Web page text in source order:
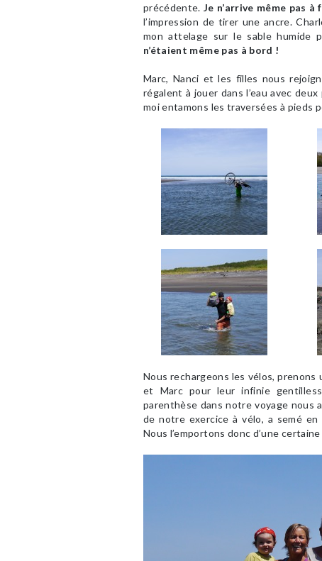
précédente.Je n’arrive même pas
l’impression de tirer une ancre.
mon attelage sur le sable humide
n’étaient même pas à bord !
Marc, Nanci et les filles nous
régalent à jouer dans l’eau avec
moi entamons les traversées à pieds
Nous rechargeons les vélos,
et Marc pour leur infinie
parenthèse dans notre voyage nous
de notre exercice à vélo, a semé
Nous l’emportons donc d’une